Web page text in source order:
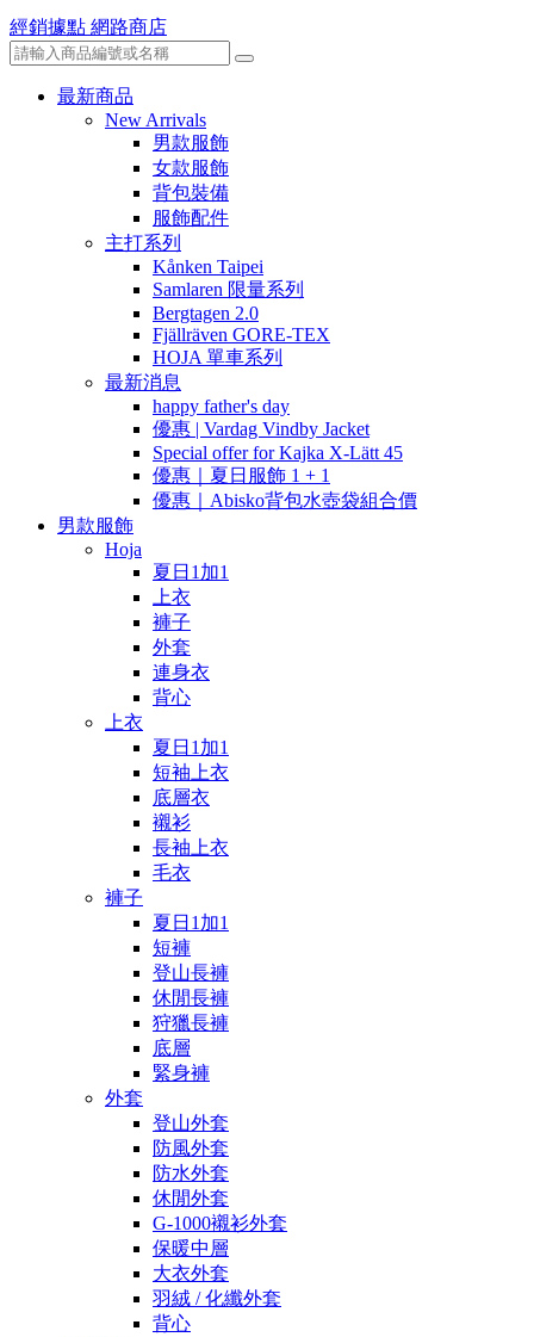
經銷據點 網路商店
最新商品
New Arrivals
男款服飾
女款服飾
背包裝備
服飾配件
主打系列
Kånken Taipei
Samlaren 限量系列
Bergtagen 2.0
Fjällräven GORE-TEX
HOJA 單車系列
最新消息
happy father's day
優惠 | Vardag Vindby Jacket
Special offer for Kajka X-Lätt 45
優惠｜夏日服飾 1 + 1
優惠｜Abisko背包水壺袋組合價
男款服飾
Hoja
夏日1加1
上衣
褲子
外套
連身衣
背心
上衣
夏日1加1
短袖上衣
底層衣
襯衫
長袖上衣
毛衣
褲子
夏日1加1
短褲
登山長褲
休閒長褲
狩獵長褲
底層
緊身褲
外套
登山外套
防風外套
防水外套
休閒外套
G-1000襯衫外套
保暖中層
大衣外套
羽絨 / 化纖外套
背心